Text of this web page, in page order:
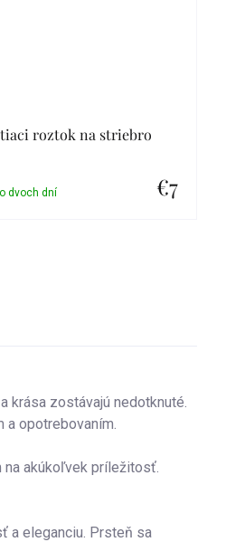
roztok na striebro
€7
krása zostávajú nedotknuté.
a opotrebovaním.
akúkoľvek príležitosť.
a eleganciu. Prsteň sa